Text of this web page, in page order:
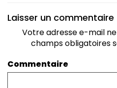
Laisser un commentaire
Votre adresse e-mail
champs obligatoires
Commentaire